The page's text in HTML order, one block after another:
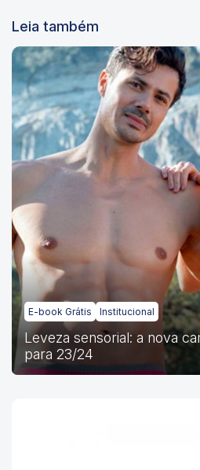
Leia também
E-book Grátis Institucional
Leveza sensorial: a nova
para 23/24